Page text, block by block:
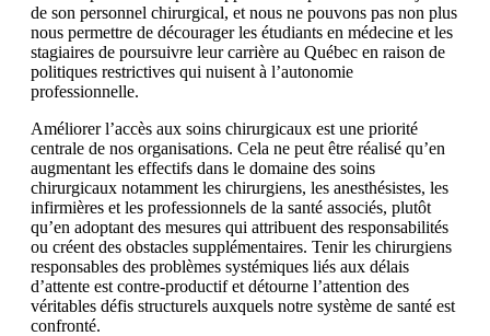
de son personnel chirurgical, et nous ne pouvons pas non plus
nous permettre de décourager les étudiants en médecine et les
stagiaires de poursuivre leur carrière au Québec en raison de
politiques restrictives qui nuisent à l’autonomie
professionnelle.
Améliorer l’accès aux soins chirurgicaux est une priorité
centrale de nos organisations. Cela ne peut être réalisé qu’en
augmentant les effectifs dans le domaine des soins
chirurgicaux notamment les chirurgiens, les anesthésistes, les
infirmières et les professionnels de la santé associés, plutôt
qu’en adoptant des mesures qui attribuent des responsabilités
ou créent des obstacles supplémentaires. Tenir les chirurgiens
responsables des problèmes systémiques liés aux délais
d’attente est contre-productif et détourne l’attention des
véritables défis structurels auxquels notre système de santé est
confronté.